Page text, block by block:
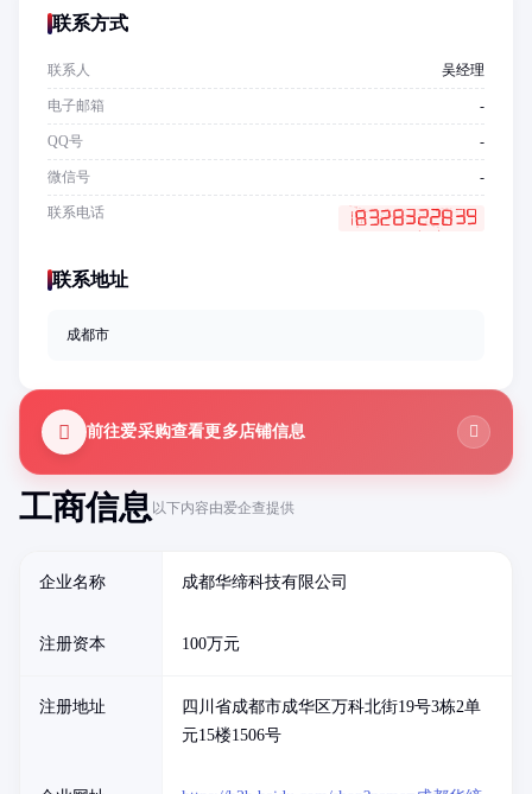
工商信息以下内容由爱企查提供
企业名称 成都华缔科技有限公司
注册资本 100万元
注册地址
四川省成都市成华区万科北街19号3栋2单
元15楼1506号
联系方式
联系人 吴经理
电子邮箱 -
QQ号 -
微信号 -
联系电话
联系地址
成都市
前往爱采购查看更多店铺信息